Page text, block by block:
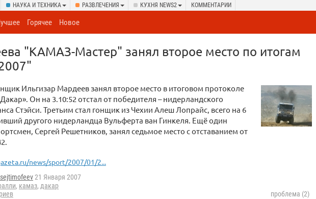
НАУКА И ТЕХНИКА РАЗВЛЕЧЕНИЯ КУХНЯ NEWS2 КОММЕНТАРИИ
Горячее Новое
"КАМАЗ-Мастер" занял второе место по итогам
Ильгизар Мардеев занял второе место в итоговом протоколе
Он на 3.10:52 отстал от победителя – нидерландского
Стэйси. Третьим стал гонщик из Чехии Алеш Лопрайс, всего на 6
другого нидерландца Вульферта ван Гинкеля. Ещё один
Сергей Решетников, занял седьмое место с отставанием от
news/sport/2007/01/2...
21 Января 2007
, камаз, дакар
проблема (2)